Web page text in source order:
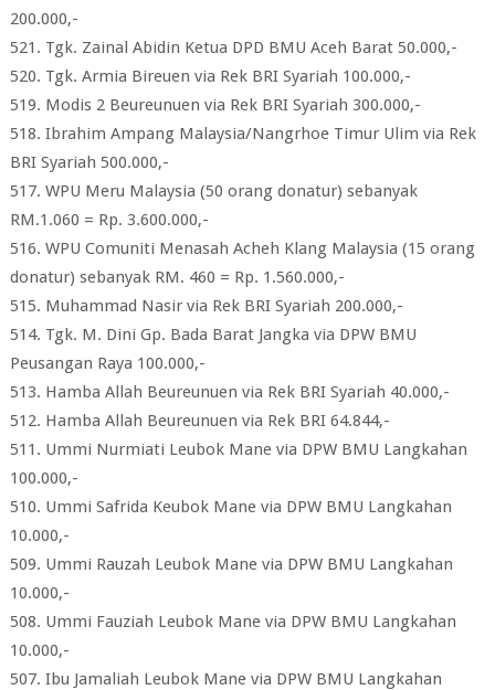
200.000,-
521. Tgk. Zainal Abidin Ketua DPD BMU Aceh Barat 50.000,-
520. Tgk. Armia Bireuen via Rek BRI Syariah 100.000,-
519. Modis 2 Beureunuen via Rek BRI Syariah 300.000,-
518. Ibrahim Ampang Malaysia/Nangrhoe Timur Ulim via Rek
BRI Syariah 500.000,-
517. WPU Meru Malaysia (50 orang donatur) sebanyak
RM.1.060 = Rp. 3.600.000,-
516. WPU Comuniti Menasah Acheh Klang Malaysia (15 orang
donatur) sebanyak RM. 460 = Rp. 1.560.000,-
515. Muhammad Nasir via Rek BRI Syariah 200.000,-
514. Tgk. M. Dini Gp. Bada Barat Jangka via DPW BMU
Peusangan Raya 100.000,-
513. Hamba Allah Beureunuen via Rek BRI Syariah 40.000,-
512. Hamba Allah Beureunuen via Rek BRI 64.844,-
511. Ummi Nurmiati Leubok Mane via DPW BMU Langkahan
100.000,-
510. Ummi Safrida Keubok Mane via DPW BMU Langkahan
10.000,-
509. Ummi Rauzah Leubok Mane via DPW BMU Langkahan
10.000,-
508. Ummi Fauziah Leubok Mane via DPW BMU Langkahan
10.000,-
507. Ibu Jamaliah Leubok Mane via DPW BMU Langkahan